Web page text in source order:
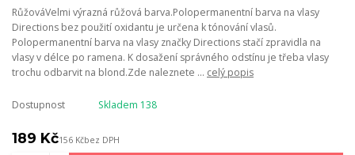
RůžováVelmi výrazná růžová barva.Polopermanentní barva na vlasy
Directions bez použití oxidantu je určena k tónování vlasů.
Polopermanentní barva na vlasy značky Directions stačí zpravidla na
vlasy v délce po ramena. K dosažení správného odstínu je třeba vlasy
trochu odbarvit na blond.Zde naleznete ... celý popis
Dostupnost Skladem 138
189 Kč156 Kčbez DPH